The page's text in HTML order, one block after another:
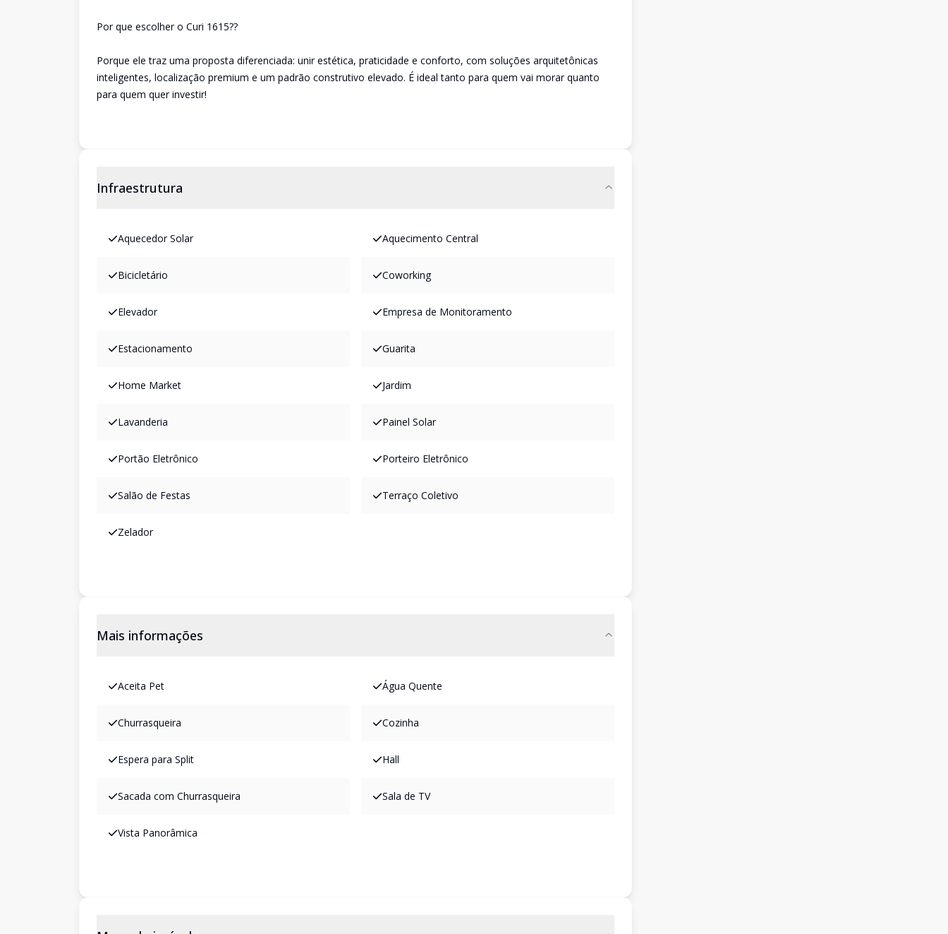
Por que escolher o Curi 1615??
Porque ele traz uma proposta diferenciada: unir estética, praticidade e conforto, com soluções arquitetônicas
inteligentes, localização premium e um padrão construtivo elevado. É ideal tanto para quem vai morar quanto
para quem quer investir!
Infraestrutura
Aquecedor Solar Aquecimento Central
Bicicletário Coworking
Elevador Empresa de Monitoramento
Estacionamento Guarita
Home Market Jardim
Lavanderia Painel Solar
Portão Eletrônico Porteiro Eletrônico
Salão de Festas Terraço Coletivo
Zelador
Mais informações
Aceita Pet Água Quente
Churrasqueira Cozinha
Espera para Split Hall
Sacada com Churrasqueira Sala de TV
Vista Panorâmica